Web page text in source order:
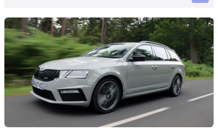
Auto
Services
Forum
Moto